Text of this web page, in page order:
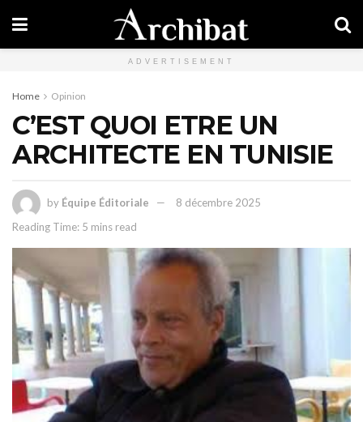
ADVERTISEMENT
Home Opinion
C’EST QUOI ETRE UN
ARCHITECTE EN TUNISIE
by Équipe Éditoriale
8 décembre 2025
Reading Time: 5 mins read